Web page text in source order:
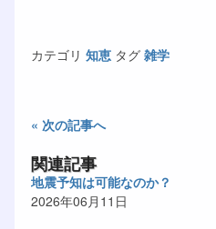
カテゴリ 知恵 タグ 雑学
« 次の記事へ
関連記事
地震予知は可能なのか？
2026年06月11日